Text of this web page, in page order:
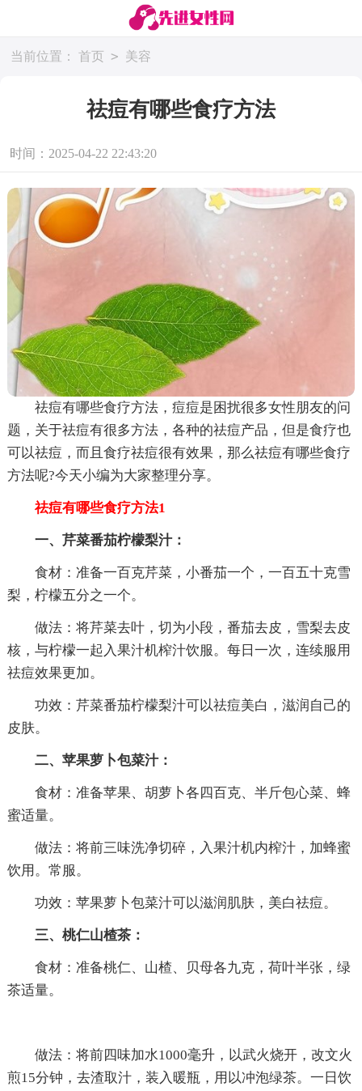
当前位置： 首页 > 美容
祛痘有哪些食疗方法
时间：2025-04-22 22:43:20
祛痘有哪些食疗方法，痘痘是困扰很多女性朋友的问
题，关于祛痘有很多方法，各种的祛痘产品，但是食疗也
可以祛痘，而且食疗祛痘很有效果，那么祛痘有哪些食疗
方法呢?今天小编为大家整理分享。
祛痘有哪些食疗方法1
一、芹菜番茄柠檬梨汁：
食材：准备一百克芹菜，小番茄一个，一百五十克雪
梨，柠檬五分之一个。
做法：将芹菜去叶，切为小段，番茄去皮，雪梨去皮
核，与柠檬一起入果汁机榨汁饮服。每日一次，连续服用
祛痘效果更加。
功效：芹菜番茄柠檬梨汁可以祛痘美白，滋润自己的
皮肤。
二、苹果萝卜包菜汁：
食材：准备苹果、胡萝卜各四百克、半斤包心菜、蜂
蜜适量。
做法：将前三味洗净切碎，入果汁机内榨汁，加蜂蜜
饮用。常服。
功效：苹果萝卜包菜汁可以滋润肌肤，美白祛痘。
三、桃仁山楂茶：
食材：准备桃仁、山楂、贝母各九克，荷叶半张，绿
茶适量。
做法：将前四味加水1000毫升，以武火烧开，改文火
煎15分钟，去渣取汁，装入暖瓶，用以冲泡绿茶。一日饮